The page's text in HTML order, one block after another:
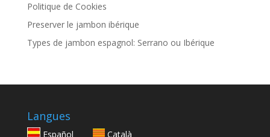
Politique de Cookies
Preserver le jambon ibérique
Types de jambon espagnol: Serrano ou Ibérique
Langues
Español Català